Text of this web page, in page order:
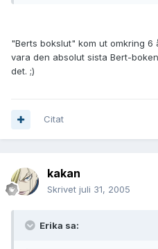
"Berts bokslut" kom ut omkring
vara den absolut sista Bert-
det. ;)
Citat
kakan
Skrivet juli 31, 2005
Erika sa: